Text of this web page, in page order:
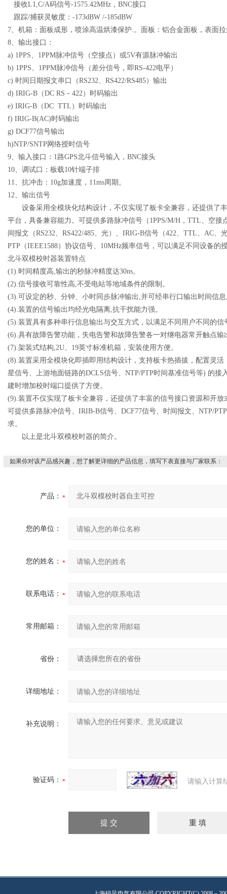
接收L1,C/A码信号-1575.42MHz， BNC接口
跟踪/捕获灵敏度： -173dBW /-185dBW
7、机箱：面板成形，喷涂高温烘漆保护.。面板：铝合金面板，表面
8、输出接口：
a) 1PPS、 1PPM脉冲信号（空接点）或5V有源脉冲输出
b) 1PPS、 1PPM脉冲信号（差分信号，即RS-422电平）
c) 时间日期报文串口（RS232、 RS422/RS485）输出
d) IRIG-B（DC RS － 422）时码输出
e) IRIG-B（DC TTL ）时码输出
f) IRIG-B(AC)时码输出
g) DCF77信号输出
h)NTP/SNTP网络授时信号
9、输入接口： 1路GPS北斗信号输入， BNC接头
10、调试口：板载10针端子排
11、 抗冲击： 10g加速度， 11ms周期。
12、输出信号
设备采用全模块化结构设计，不仅实现了板卡全兼容，还提供了
平台，具备兼容能力。可提供多路脉冲信号（ 1PPS/M/H， TTL、空接
间报文（RS232、 RS422/485、光）、 IRIG-B信号（422、 TTL、 AC、
PTP（IEEE1588）协议信号、 10MHz频率信号，可以满足不同设备的
北斗双模校时器装置特点
(1).时间精度高,输出的秒脉冲精度达30ns。
(2).信号接收可靠性高,不受电站等地域条件的限制。
(3).可设定的秒、分钟、小时同步脉冲输出 ,并可经串行口输出时间信息
(4).装置的信号输出均经光电隔离,抗干扰能力强。
(5).装置具有多种串行信息输出与交互方式，以满足不同用户不同的信
(6).具有故障告警功能，失电告警和故障告警各一对继电器常开触点输
(7).架装式结构,2U、 19英寸标准机箱，安装使用方便。
(8).装置采用全模块化即插即用结构设计，支持板卡热插拔，配置灵
星信号、上游地面链路的DCLS信号、 NTP/PTP时间基准信号等) 的接
建时增加校时端口提供了方便。
(9).装置不仅实现了板卡全兼容，还提供了丰富的信号接口资源和开
可提供多路脉冲信号、 IRIB-B信号、 DCF77信号、时间报文、 NTP/PTP
求。
以上是北斗双模校时器的简介。
如果你对该产品感兴趣，想了解更详细的产品信息，填写下表直接与厂家联系：
产品：
您的单位：
您的姓名：
联系电话：
常用邮箱：
省份：
详细地址：
补充说明：
验证码： 请输入计算